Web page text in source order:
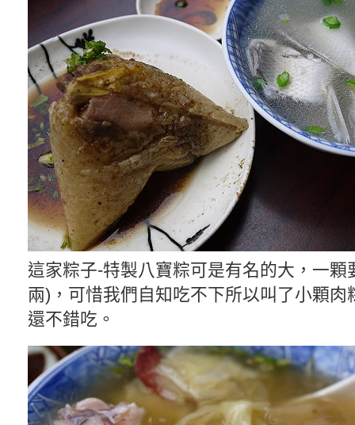
這家粽子-特製八寶粽可是有名的大，一顆
兩)，可惜我們自知吃不下所以叫了小顆肉
還不錯吃。